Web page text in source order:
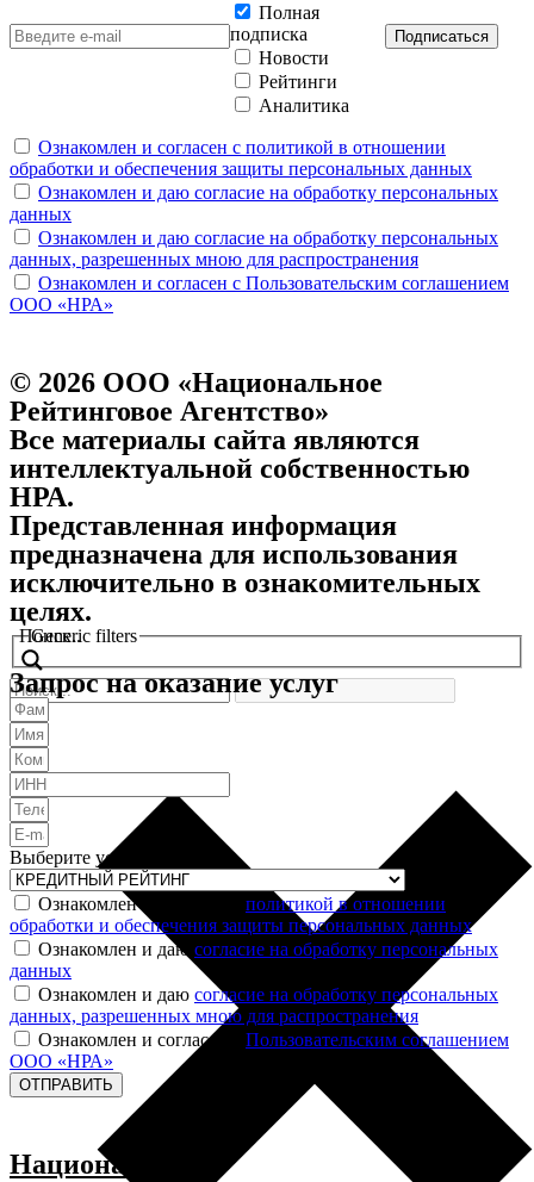
Полная
подписка
Новости
Рейтинги
Аналитика
Подписаться
Ознакомлен и согласен с политикой в отношении
обработки и обеспечения защиты персональных данных
Ознакомлен и даю согласие на обработку персональных
данных
Ознакомлен и даю согласие на обработку персональных
данных, разрешенных мною для распространения
Ознакомлен и согласен с Пользовательским соглашением
ООО «НРА»
© 2026 ООО «Национальное
Рейтинговое Агентство»
Все материалы сайта являются
интеллектуальной собственностью
НРА.
Представленная информация
предназначена для использования
исключительно в ознакомительных
целях.
Поиск..
Generic filters
Запрос на оказание услуг
Выберите услугу
Ознакомлен и согласен с политикой в отношении
обработки и обеспечения защиты персональных данных
Ознакомлен и даю согласие на обработку персональных
данных
Ознакомлен и даю согласие на обработку персональных
данных, разрешенных мною для распространения
Ознакомлен и согласен с Пользовательским соглашением
ООО «НРА»
ОТПРАВИТЬ
Национальное